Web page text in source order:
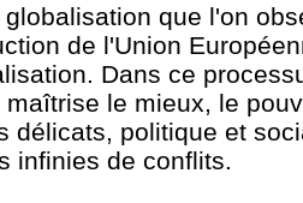
globalisation que l'on
de l'Union
Dans ce
maîtrise le mieux, le
délicats, politique et
infinies de conflits.